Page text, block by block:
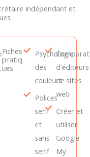
indépendant et
Fiches
pratiq
ues
Psychologie
des
couleurs
Polices
serif
et
sans
serif
d'éditeurs
de sites
web
Créer et
utiliser
Google
My